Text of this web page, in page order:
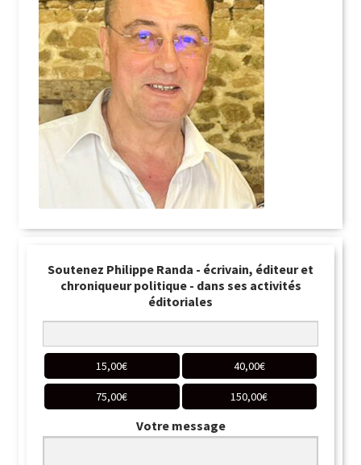
Soutenez Philippe Randa - écrivain, éditeur et
chroniqueur politique - dans ses activités
éditoriales
15,00€ 40,00€
75,00€ 150,00€
Votre message